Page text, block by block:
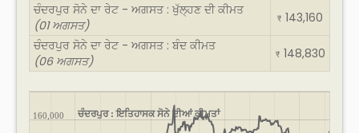
ਚੰਦਰਪੁਰ ਸੋਨੇ ਦਾ ਰੇਟ - ਅਗਸਤ : ਖੁੱਲ੍ਹਣ ਦੀ ਕੀਮਤ
(01 ਅਗਸਤ)
₹ 143,160
ਚੰਦਰਪੁਰ ਸੋਨੇ ਦਾ ਰੇਟ - ਅਗਸਤ : ਬੰਦ ਕੀਮਤ
(06 ਅਗਸਤ)
₹ 148,830
ਚੰਦਰਪੁਰ : ਇਤਿਹਾਸਕ ਸੋਨੇ ਦੀਆਂ ਕੀਮਤਾਂ
160,000